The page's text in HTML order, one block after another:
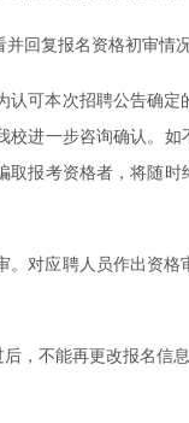
回复报名资格初审情
认可本次招聘公告确
进一步咨询确认。
报考资格者，将随
对应聘人员作出资
，不能再更改报名